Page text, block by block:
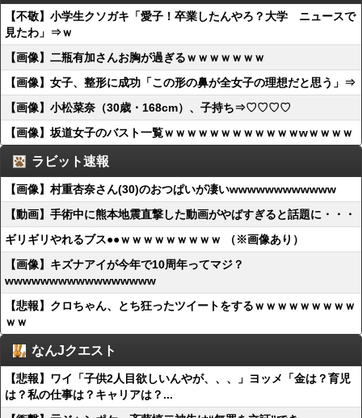
【不敬】小学生クソガキ「愛子！卒業したんやろ？大学 ニュースで
見たわ」⇒ｗ
【画像】二瓶有加さんお胸が過ぎるｗｗｗｗｗｗｗ
【画像】女子、整形に成功「この形の鼻が全女子の理想だと思う」⇒
【画像】小松菜奈（30歳・168cm）、子持ち⇒♡♡♡♡
【画像】坂道女子のバスト一覧ｗｗｗｗｗｗｗｗｗｗｗｗwｗｗｗｗ
ラビット速報
【画像】村重杏奈さん(30)のおつぱいが凄いwwwwwwwwwwww
【動画】手術中に熊本地震直撃した動画がやばすぎると話題に・・・
ギリギリやれるブス●●ｗｗｗｗｗｗｗｗｗ （※画像あり）
【画像】キズナアイが今年で10周年ってマジ？
wwwwwwwwwwwwwwwww
【悲報】クロちゃん、とち狂ったツイートをするｗｗｗｗｗｗｗｗｗ
ｗｗ
なんJクエスト
【悲報】ワイ「子供2人目欲しいんやが、、、」ヨッメ「金は？育児
は？私の仕事は？キャリアは？...